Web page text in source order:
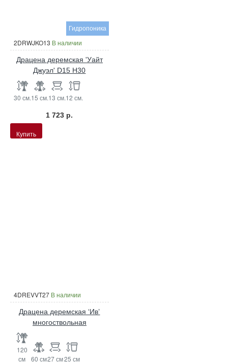
Гидропоника
2DRWJKO13 В наличии
Драцена деремская 'Уайт
Джуэл' D15 H30
30 см.15 см.13 см.12 см.
1 723 р.
Купить
4DREVVT27 В наличии
Драцена деремская ‘Ив’
многоствольная
120
см
60 см27 см25 см